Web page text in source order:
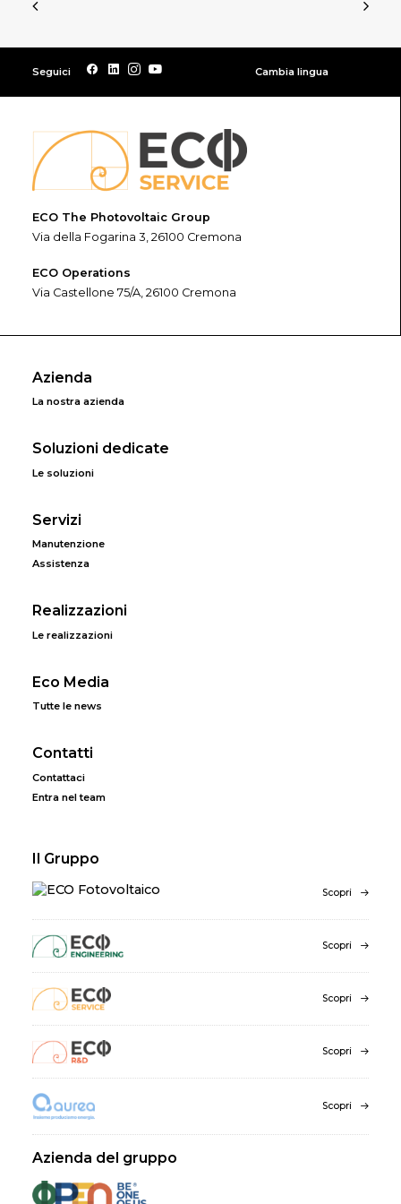
Seguici Cambia lingua
ECO The Photovoltaic Group
Via della Fogarina 3, 26100 Cremona
ECO Operations
Via Castellone 75/A, 26100 Cremona
Azienda
La nostra azienda
Soluzioni dedicate
Le soluzioni
Servizi
Manutenzione
Assistenza
Realizzazioni
Le realizzazioni
Eco Media
Tutte le news
Contatti
Contattaci
Entra nel team
Il Gruppo
Scopri
Scopri
Scopri
Scopri
Scopri
Azienda del gruppo